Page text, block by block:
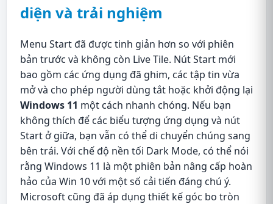
diện và trải nghiệm
Menu Start đã được tinh giản hơn so với phiên
bản trước và không còn Live Tile. Nút Start mới
bao gồm các ứng dụng đã ghim, các tập tin vừa
mở và cho phép người dùng tắt hoặc khởi động lại
Windows 11 một cách nhanh chóng. Nếu bạn
không thích để các biểu tượng ứng dụng và nút
Start ở giữa, bạn vẫn có thể di chuyển chúng sang
bên trái. Với chế độ nền tối Dark Mode, có thể nói
rằng Windows 11 là một phiên bản nâng cấp hoàn
hảo của Win 10 với một số cải tiến đáng chú ý.
Microsoft cũng đã áp dụng thiết kế góc bo tròn